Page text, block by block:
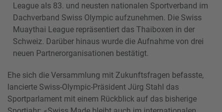
League als 83. und neusten nationalen Sportverband im
Dachverband Swiss Olympic aufzunehmen. Die Swiss
Muaythai League repräsentiert das Thaiboxen in der
Schweiz. Darüber hinaus wurde die Aufnahme von drei
neuen Partnerorganisationen bestätigt.
Ehe sich die Versammlung mit Zukunftsfragen befasste,
lancierte Swiss-Olympic-Präsident Jürg Stahl das
Sportparlament mit einem Rückblick auf das bisherige